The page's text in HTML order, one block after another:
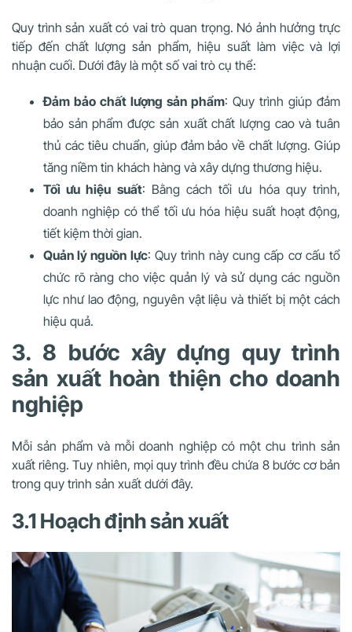
Quy trình sản xuất có vai trò quan trọng. Nó ảnh hưởng trực
tiếp đến chất lượng sản phẩm, hiệu suất làm việc và lợi
nhuận cuối. Dưới đây là một số vai trò cụ thể:
Đảm bảo chất lượng sản phẩm: Quy trình giúp đảm
bảo sản phẩm được sản xuất chất lượng cao và tuân
thủ các tiêu chuẩn, giúp đảm bảo về chất lượng. Giúp
tăng niềm tin khách hàng và xây dựng thương hiệu.
Tối ưu hiệu suất: Bằng cách tối ưu hóa quy trình,
doanh nghiệp có thể tối ưu hóa hiệu suất hoạt động,
tiết kiệm thời gian.
Quản lý nguồn lực: Quy trình này cung cấp cơ cấu tổ
chức rõ ràng cho việc quản lý và sử dụng các nguồn
lực như lao động, nguyên vật liệu và thiết bị một cách
hiệu quả.
3. 8 bước xây dựng quy trình
sản xuất hoàn thiện cho doanh
nghiệp
Mỗi sản phẩm và mỗi doanh nghiệp có một chu trình sản
xuất riêng. Tuy nhiên, mọi quy trình đều chứa 8 bước cơ bản
trong quy trình sản xuất dưới đây.
3.1 Hoạch định sản xuất